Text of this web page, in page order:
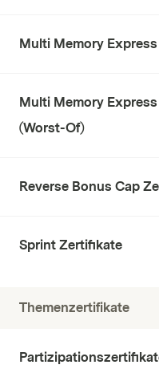
Multi Memory
Multi Memory
(Worst-Of)
Reverse Bonus Cap
Sprint Zertifikate
Themenzertifikate